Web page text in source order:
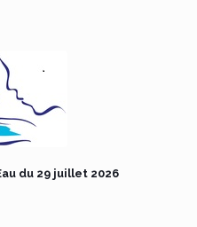
du 29 juillet 2026